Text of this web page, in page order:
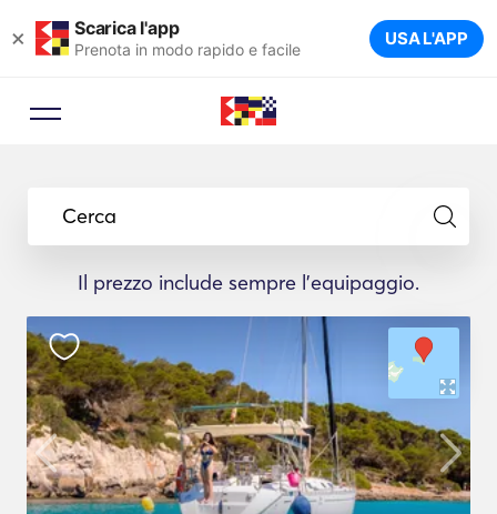
× Scarica l'app
Prenota in modo rapido e facile USA L'APP
Cerca
Il prezzo include sempre l'equipaggio.